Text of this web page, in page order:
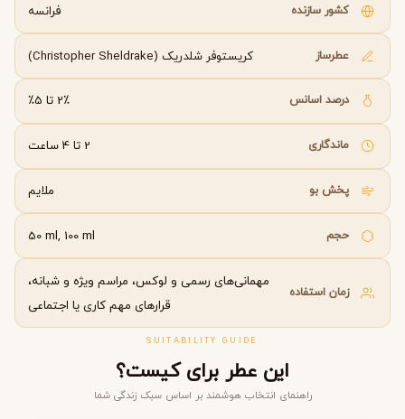
کشور سازنده فرانسه
عطرساز کریستوفر شلدریک (Christopher Sheldrake)
درصد اسانس 2٪ تا 5٪
ماندگاری 2 تا 4 ساعت
پخش بو ملایم
حجم 50 ml, 100 ml
زمان استفاده
مهمانی‌های رسمی و لوکس، مراسم ویژه و شبانه،
قرارهای مهم کاری یا اجتماعی
SUITABILITY GUIDE
این عطر برای کیست؟
راهنمای انتخاب هوشمند بر اساس سبک زندگی شما